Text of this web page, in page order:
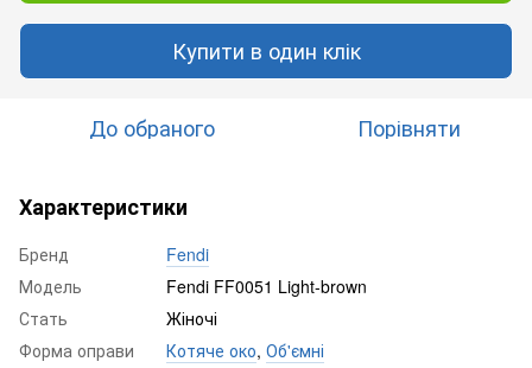
Купити в один клік
До обраного Порівняти
Характеристики
Бренд
Fendi
Модель
Fendi FF0051 Light-brown
Стать
Жіночі
Форма оправи
Котяче око, Об'ємні